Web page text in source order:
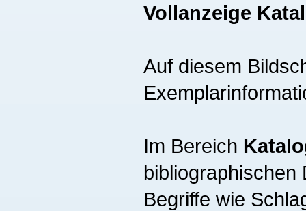
Vollanzeige
Auf diesem
Im Bereich
bibliographischen
Begriffe wie